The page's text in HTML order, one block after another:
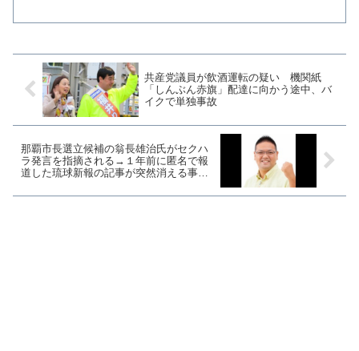
共産党議員が飲酒運転の疑い 機関紙
「しんぶん赤旗」配達に向かう途中、バ
イクで単独事故
那覇市長選立候補の翁長雄治氏がセクハ
ラ発言を指摘される→１年前に匿名で報
道した琉球新報の記事が突然消える事案